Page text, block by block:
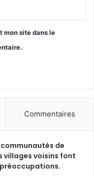
mon site dans le
Commentaires
communautés de
villages voisins font